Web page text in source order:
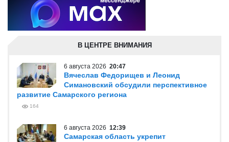
В ЦЕНТРЕ ВНИМАНИЯ
6 августа 2026 20:47
Вячеслав Федорищев и Леонид
Симановский обсудили перспективное
развитие Самарского региона
164
6 августа 2026 12:39
Самарская область укрепит